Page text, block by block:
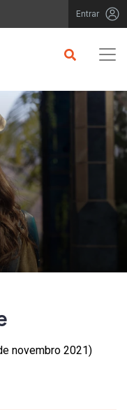
Entrar
novembro 2021)